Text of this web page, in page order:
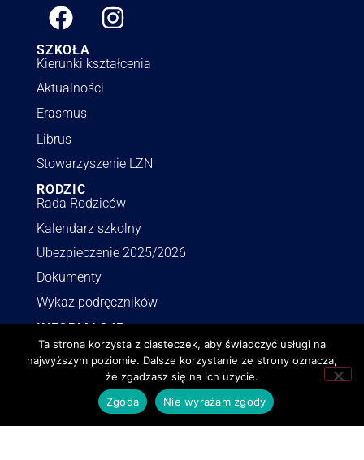
SZKOŁA
Kierunki kształcenia
Aktualności
Erasmus
Librus
Stowarzyszenie LZN
RODZIC
Rada Rodziców
Kalendarz szkolny
Ubezpieczenie 2025/2026
Dokumenty
Wykaz podręczników
INFORMACJE
Polityka RODO
Deklaracja dostępności
Polityka o cookies
Ta strona korzysta z ciasteczek, aby świadczyć usługi na
najwyższym poziomie. Dalsze korzystanie ze strony oznacza,
że zgadzasz się na ich użycie.
Zgoda
Nie wyrażam zgody